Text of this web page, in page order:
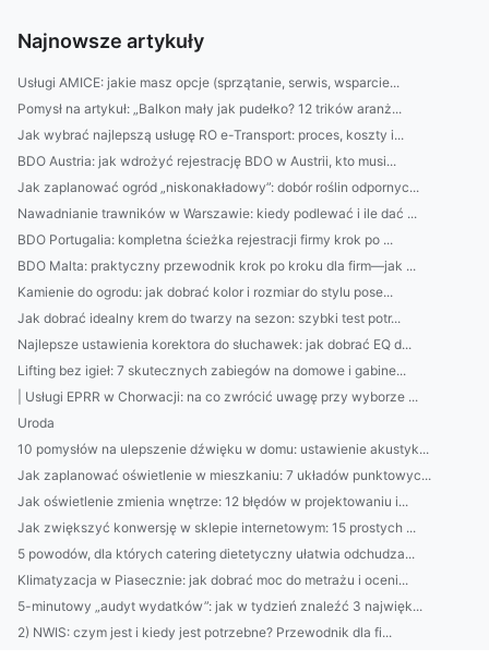
Najnowsze artykuły
Usługi AMICE: jakie masz opcje (sprzątanie, serwis, wsparcie...
Pomysł na artykuł: „Balkon mały jak pudełko? 12 trików aranż...
Jak wybrać najlepszą usługę RO e-Transport: proces, koszty i...
BDO Austria: jak wdrożyć rejestrację BDO w Austrii, kto musi...
Jak zaplanować ogród „niskonakładowy”: dobór roślin odpornyc...
Nawadnianie trawników w Warszawie: kiedy podlewać i ile dać ...
BDO Portugalia: kompletna ścieżka rejestracji firmy krok po ...
BDO Malta: praktyczny przewodnik krok po kroku dla firm—jak ...
Kamienie do ogrodu: jak dobrać kolor i rozmiar do stylu pose...
Jak dobrać idealny krem do twarzy na sezon: szybki test potr...
Najlepsze ustawienia korektora do słuchawek: jak dobrać EQ d...
Lifting bez igieł: 7 skutecznych zabiegów na domowe i gabine...
| Usługi EPRR w Chorwacji: na co zwrócić uwagę przy wyborze ...
Uroda
10 pomysłów na ulepszenie dźwięku w domu: ustawienie akustyk...
Jak zaplanować oświetlenie w mieszkaniu: 7 układów punktowyc...
Jak oświetlenie zmienia wnętrze: 12 błędów w projektowaniu i...
Jak zwiększyć konwersję w sklepie internetowym: 15 prostych ...
5 powodów, dla których catering dietetyczny ułatwia odchudza...
Klimatyzacja w Piasecznie: jak dobrać moc do metrażu i oceni...
5-minutowy „audyt wydatków”: jak w tydzień znaleźć 3 najwięk...
2) NWIS: czym jest i kiedy jest potrzebne? Przewodnik dla fi...